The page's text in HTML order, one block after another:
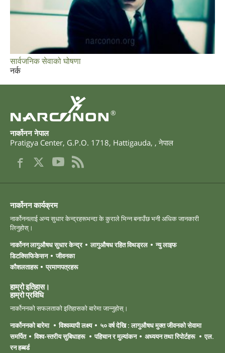
सार्वजनिक सेवाको घोषणा
नर्क
®
नार्कोनन नेपाल
Pratigya Center, G.P.O. 1718, Hattigauda, ,नेपाल
नार्कोनन कार्यक्रम
नार्कोननलाई अन्य सुधार केन्द्रहरूभन्दा के कुराले भिन्न बनाउँछ भनी अधिक जानकारी
लिनुहोस्।
नार्कोनन लागुऔषध सुधार केन्द्र
लागुऔषध रहित विथड्रल
न्यु लाइफ
डिटक्सिफिकेसन
जीवनका
कौशलताहरू
प्रमाणपत्रहरू
हाम्रो इतिहास।
हाम्रो ‍प्रविधि
नार्कोननको सफलताको इतिहासको बारेमा जान्नुहोस्।
नार्कोननको बारेमा
विश्वव्यापी लक्ष्य
५० वर्ष देखि : लागुऔषध मुक्त जीवनको सेवामा
समर्पित
विश्व-स्तरीय सुबिधाहरू पहिचान र मुल्यांकन अध्ययन तथा रिपोर्टहरू
एल.
रन हब्बर्ड